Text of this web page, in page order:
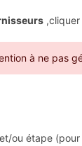
,cliquer
à ne pas
ou étape